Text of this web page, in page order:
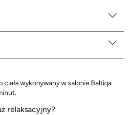
ciała wykonywany w salonie Baltiqa
relaksacyjny?